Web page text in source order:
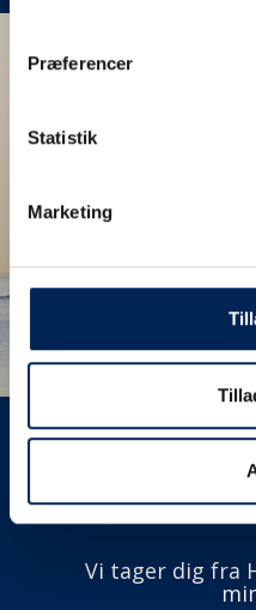
Præferencer
Statistik
Marketing
Færge fra
Vi tager dig fra